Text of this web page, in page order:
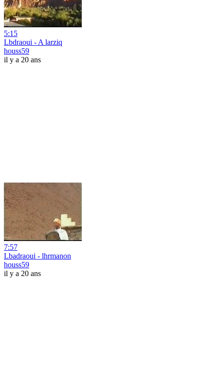
5:15
Lbdraoui - A larziq
houss59
il y a 20 ans
7:57
Lbadraoui - lhrmanon
houss59
il y a 20 ans